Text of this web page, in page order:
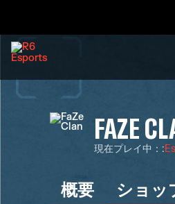
FAZE
現在プレイ中： :
概要 ショッ